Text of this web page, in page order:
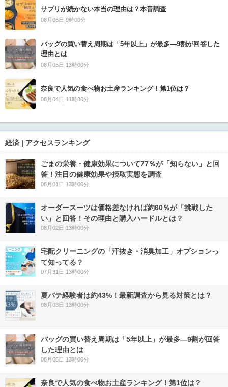
サプリが続かない本当の理由は？本音調査
08月06日 9時00分
バッグの買い替え周期は「5年以上」が最多―9割が回答した
理由とは
08月05日 13時00分
奈良で人気の食べ物お土産ランキング！第1位は？
08月04日 11時30分
経済 | アクセスランキング
ごまの栄養・健康効果について77％が「知らない」と回
答！注目の健康効果や摂取実態を調査
08月01日 13時00分
オーダースーツは価格差なければ約60％が「挑戦した
い」と回答！その理由と購入ハードルとは？
08月02日 13時00分
宅配クリーニングの「汗抜き・消臭加工」オプションっ
て知ってる？
07月31日 13時00分
夏バテ経験者は約43%！最新調査から見る対策とは？
08月03日 13時00分
バッグの買い替え周期は「5年以上」が最多―9割が回答
した理由とは
08月05日 13時00分
奈良で人気の食べ物お土産ランキング！第1位は？